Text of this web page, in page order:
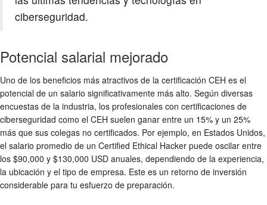
ciberseguridad.
Potencial salarial mejorado
Uno de los beneficios más atractivos de la certificación CEH es el
potencial de un salario significativamente más alto. Según diversas
encuestas de la industria, los profesionales con certificaciones de
ciberseguridad como el CEH suelen ganar entre un 15% y un 25%
más que sus colegas no certificados. Por ejemplo, en Estados Unidos,
el salario promedio de un Certified Ethical Hacker puede oscilar entre
los $90,000 y $130,000 USD anuales, dependiendo de la experiencia,
la ubicación y el tipo de empresa. Este es un retorno de inversión
considerable para tu esfuerzo de preparación.